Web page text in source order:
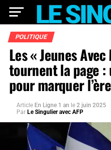
POLITIQUE
Les « Jeunes
tournent la page :
pour marquer
Article En Ligne 1 an le 2 juin 2025
Par Le Singulier avec AFP